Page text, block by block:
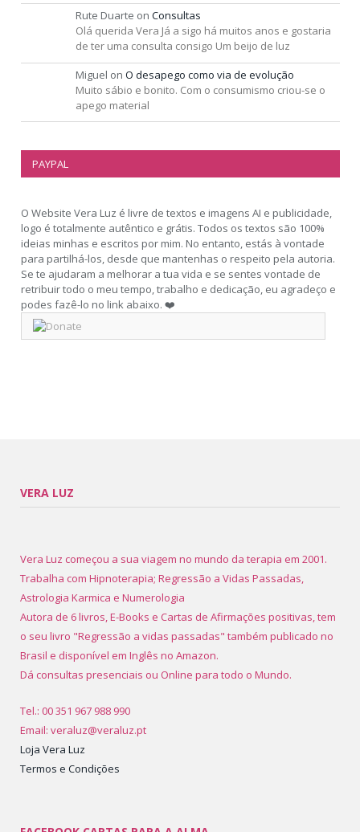
Rute Duarte on Consultas
Olá querida Vera Já a sigo há muitos anos e gostaria
de ter uma consulta consigo Um beijo de luz
Miguel on O desapego como via de evolução
Muito sábio e bonito. Com o consumismo criou-se o
apego material
PAYPAL
O Website Vera Luz é livre de textos e imagens AI e publicidade,
logo é totalmente autêntico e grátis. Todos os textos são 100%
ideias minhas e escritos por mim. No entanto, estás à vontade
para partilhá-los, desde que mantenhas o respeito pela autoria.
Se te ajudaram a melhorar a tua vida e se sentes vontade de
retribuir todo o meu tempo, trabalho e dedicação, eu agradeço e
podes fazê-lo no link abaixo. ❤️
VERA LUZ
Vera Luz começou a sua viagem no mundo da terapia em 2001.
Trabalha com Hipnoterapia; Regressão a Vidas Passadas,
Astrologia Karmica e Numerologia
Autora de 6 livros, E-Books e Cartas de Afirmações positivas, tem
o seu livro "Regressão a vidas passadas" também publicado no
Brasil e disponível em Inglês no Amazon.
Dá consultas presenciais ou Online para todo o Mundo.
Tel.: 00 351 967 988 990
Email: veraluz@veraluz.pt
Loja Vera Luz
Termos e Condições